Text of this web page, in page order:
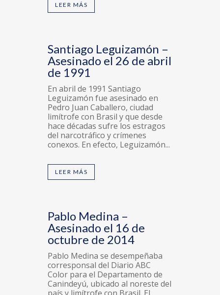
LEER MÁS
Santiago Leguizamón –
Asesinado el 26 de abril
de 1991
En abril de 1991 Santiago
Leguizamón fue asesinado en
Pedro Juan Caballero, ciudad
limítrofe con Brasil y que desde
hace décadas sufre los estragos
del narcotráfico y crímenes
conexos. En efecto, Leguizamón...
LEER MÁS
Pablo Medina –
Asesinado el 16 de
octubre de 2014
Pablo Medina se desempeñaba
corresponsal del Diario ABC
Color para el Departamento de
Canindeyú, ubicado al noreste del